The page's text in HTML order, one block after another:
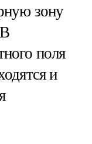
зону
поля
и